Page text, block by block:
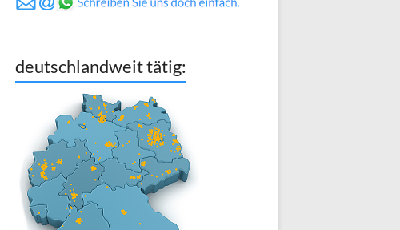
deutschlandweit tätig: